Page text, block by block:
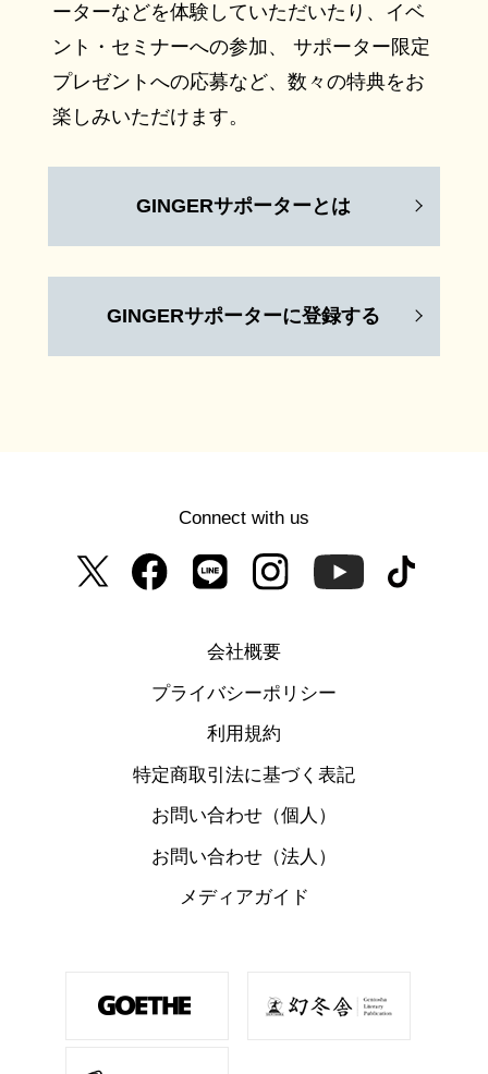
ーターなどを体験していただいたり、イベ
ント・セミナーへの参加、 サポーター限定
プレゼントへの応募など、数々の特典をお
楽しみいただけます。
GINGERサポーターとは
GINGERサポーターに登録する
Connect with us
会社概要
プライバシーポリシー
利用規約
特定商取引法に基づく表記
お問い合わせ（個人）
お問い合わせ（法人）
メディアガイド